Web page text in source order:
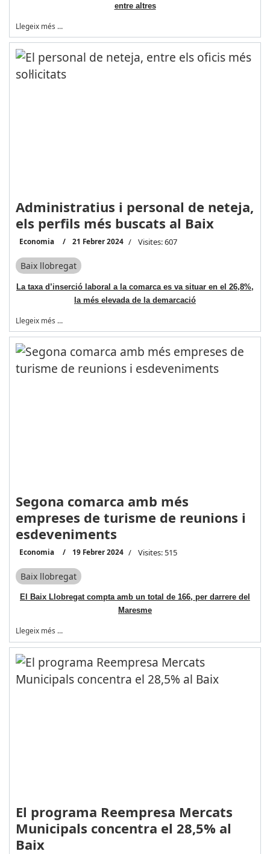
entre altres
Llegeix més …
Administratius i personal de neteja,
els perfils més buscats al Baix
Economia 21 Febrer 2024 Visites: 607
Baix llobregat
La taxa d’inserció laboral a la comarca es va situar en el 26,8%,
la més elevada de la demarcació
Llegeix més …
Segona comarca amb més
empreses de turisme de reunions i
esdeveniments
Economia 19 Febrer 2024 Visites: 515
Baix llobregat
El Baix Llobregat compta amb un total de 166, per darrere del
Maresme
Llegeix més …
El programa Reempresa Mercats
Municipals concentra el 28,5% al
Baix